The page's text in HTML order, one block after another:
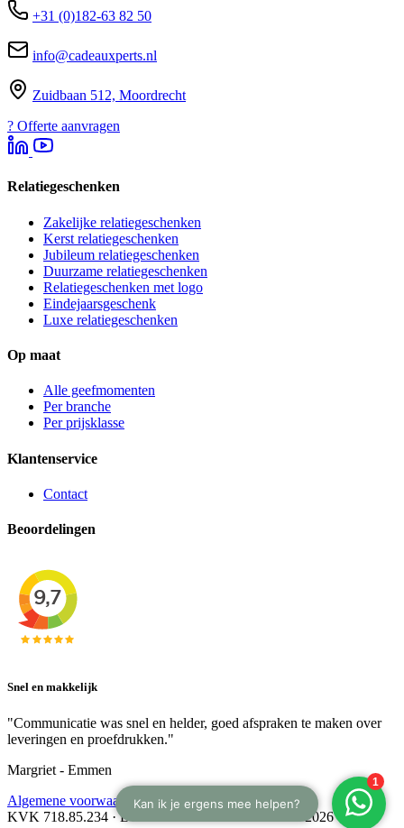
+31 (0)182-63 82 50
info@cadeauxperts.nl
Zuidbaan 512, Moordrecht
? Offerte aanvragen
Relatiegeschenken
Zakelijke relatiegeschenken
Kerst relatiegeschenken
Jubileum relatiegeschenken
Duurzame relatiegeschenken
Relatiegeschenken met logo
Eindejaarsgeschenk
Luxe relatiegeschenken
Op maat
Alle geefmomenten
Per branche
Per prijsklasse
Klantenservice
Contact
Beoordelingen
Snel en makkelijk
"Communicatie was snel en helder, goed afspraken te maken over
leveringen en proefdrukken."
Margriet - Emmen
Algemene voorwaarden
KVK 718.85.234 · BTW NL 8588.88.208.B01 · © 2026